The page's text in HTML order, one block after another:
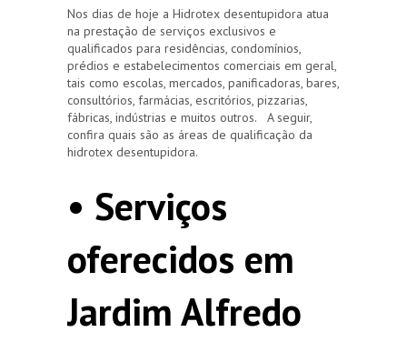
Nos dias de hoje a Hidrotex desentupidora atua
na prestação de serviços exclusivos e
qualificados para residências, condomínios,
prédios e estabelecimentos comerciais em geral,
tais como escolas, mercados, panificadoras, bares,
consultórios, farmácias, escritórios, pizzarias,
fábricas, indústrias e muitos outros. A seguir,
confira quais são as áreas de qualificação da
hidrotex desentupidora.
• Serviços
oferecidos em
Jardim Alfredo